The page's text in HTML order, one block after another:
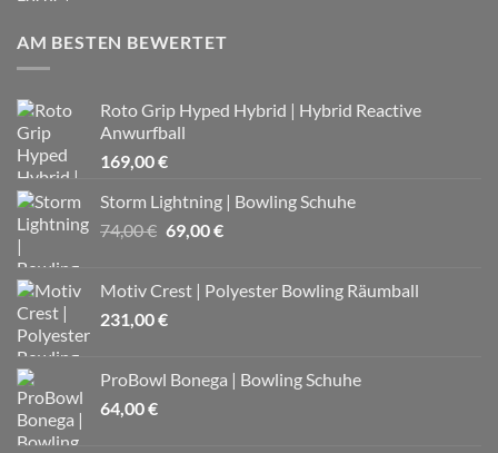
AM BESTEN BEWERTET
Roto Grip Hyped Hybrid | Hybrid Reactive
Anwurfball
169,00€
Storm Lightning | Bowling Schuhe
74,00€ Ursprünglicher
74,00 €
69,00€Aktueller
69,00 €.
Motiv Crest | Polyester Bowling Räumball
231,00€
ProBowl Bonega | Bowling Schuhe
64,00€